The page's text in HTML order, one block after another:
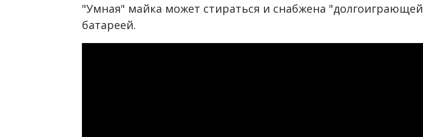
"Умная" майка может стираться и снабжена "долгоиграющей
батареей.